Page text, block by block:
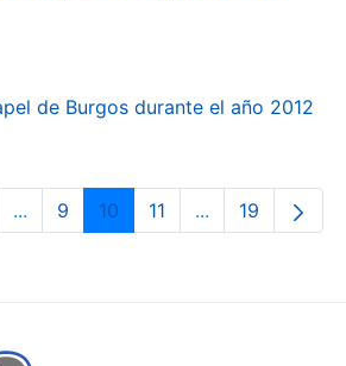
de Burgos durante el año 2012
...Páginas intermedias Use TAB para
Página
9 Página
10 Página
11 ...PáginasPágina
19